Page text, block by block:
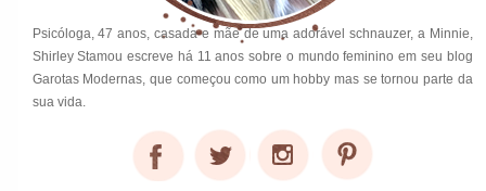
Psicóloga, 47 anos, casada e mãe de uma adorável schnauzer, a Minnie,
Shirley Stamou escreve há 11 anos sobre o mundo feminino em seu blog
Garotas Modernas, que começou como um hobby mas se tornou parte da
sua vida.